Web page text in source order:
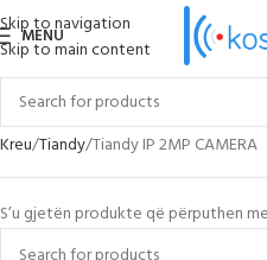
Skip to navigation
Skip to main content
MENU
Kreu Tiandy Tiandy IP 2MP CAMERA
S’u gjetën produkte që përputhen